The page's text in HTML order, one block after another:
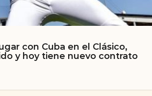
con Cuba en el Clásico,
y hoy tiene nuevo contrato